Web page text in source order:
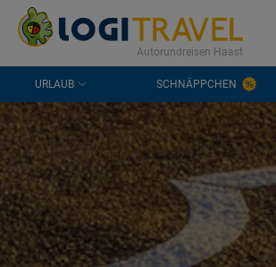
KONTAKT HÄUFIGE FRAGEN 0298
Autorundreisen Haast
URLAUB SCHNÄPPCHEN